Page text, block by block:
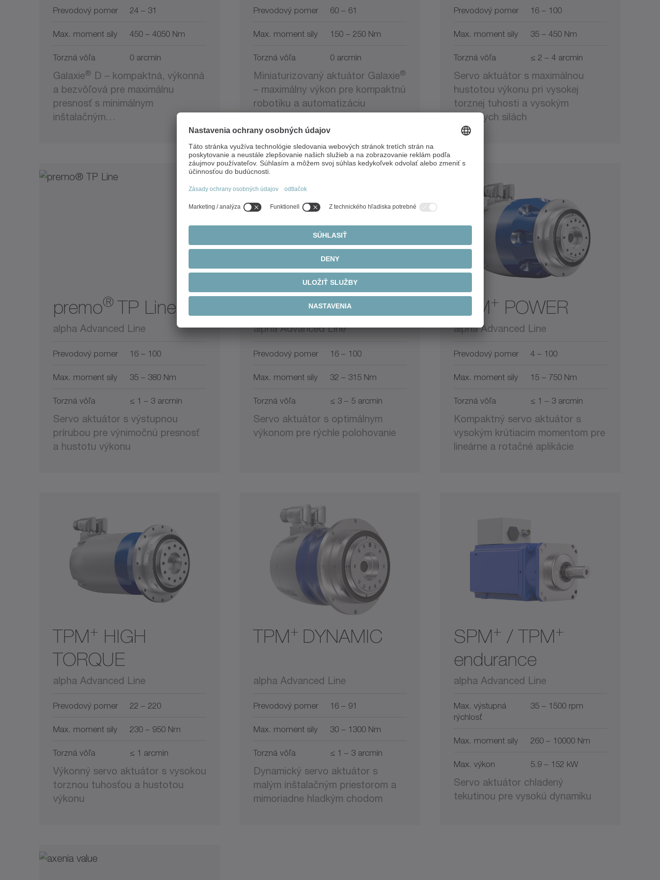
Prevodový pomer 24 – 31
Max. moment sily 450 – 4050 Nm
Torzná vôľa 0 arcmin
Galaxie® D – kompaktná, výkonná
a bezvôľová pre maximálnu
presnosť s minimálnym
inštalačným…
Prevodový pomer 60 – 61
Max. moment sily 150 – 250 Nm
Torzná vôľa 0 arcmin
Miniaturizovaný aktuátor Galaxie®
– maximálny výkon pre kompaktnú
robotiku a automatizáciu
Prevodový pomer 16 – 100
Max. moment sily 35 – 450 Nm
Torzná vôľa ≤ 2 – 4 arcmin
Servo aktuátor s maximálnou
hustotou výkonu pri vysokej
torznej tuhosti a vysokým
radiálnych silách
premo®TP Line
alpha Advanced Line
Prevodový pomer 16 – 100
Max. moment sily 35 – 380 Nm
Torzná vôľa ≤ 1 – 3 arcmin
Servo aktuátor s výstupnou
prírubou pre výnimočnú presnosť
a hustotu výkonu
®SP Line
alpha Advanced Line
Prevodový pomer 16 – 100
Max. moment sily 32 – 315 Nm
Torzná vôľa ≤ 3 – 5 arcmin
Servo aktuátor s optimálnym
výkonom pre rýchle polohovanie
TPM+ POWER
alpha Advanced Line
Prevodový pomer 4 – 100
Max. moment sily 15 – 750 Nm
Torzná vôľa ≤ 1 – 3 arcmin
Kompaktný servo aktuátor s
vysokým krútiacim momentom pre
lineárne a rotačné aplikácie
TPM+ HIGH
TORQUE
alpha Advanced Line
Prevodový pomer 22 – 220
Max. moment sily 230 – 950 Nm
Torzná vôľa ≤ 1 arcmin
Výkonný servo aktuátor s vysokou
torznou tuhosťou a hustotou
výkonu
TPM+ DYNAMIC
alpha Advanced Line
Prevodový pomer 16 – 91
Max. moment sily 30 – 1300 Nm
Torzná vôľa ≤ 1 – 3 arcmin
Dynamický servo aktuátor s
malým inštalačným priestorom a
mimoriadne hladkým chodom
SPM+ / TPM+
endurance
alpha Advanced Line
Max. výstupná
rýchlosť
35 – 1500 rpm
Max. moment sily 260 – 10000 Nm
Max. výkon 5.9 – 152 kW
Servo aktuátor chladený
tekutinou pre vysokú dynamiku